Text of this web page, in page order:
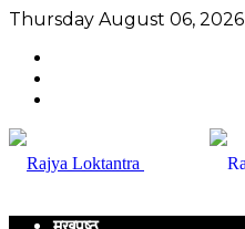
Thursday August 06, 2026